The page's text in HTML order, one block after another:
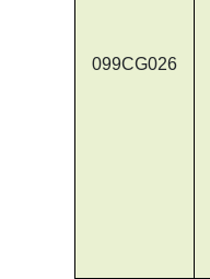
099CG026